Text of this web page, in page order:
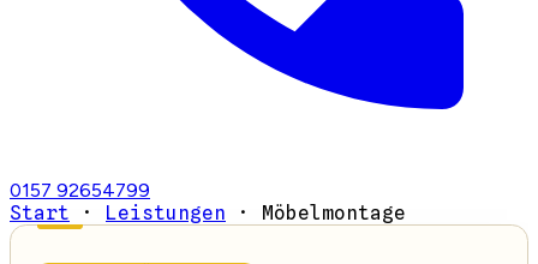
0157 92654799
Start · Leistungen · Möbelmontage